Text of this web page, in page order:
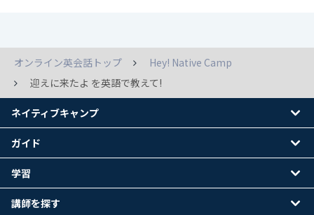
オンライン英会話トップ
Hey! Native Camp
迎えに来たよ を英語で教えて!
ネイティブキャンプ
ガイド
学習
講師を探す